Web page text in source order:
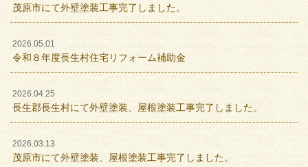
茂原市にて外壁塗装工事完了しました。
2026.05.01
令和８年度長生村住宅リフォーム補助金
2026.04.25
長生郡長生村にて外壁塗装、屋根塗装工事完了しました。
2026.03.13
茂原市にて外壁塗装、屋根塗装工事完了しました。